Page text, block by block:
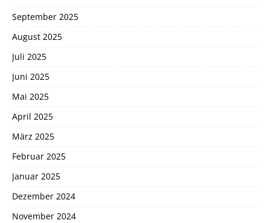
September 2025
August 2025
Juli 2025
Juni 2025
Mai 2025
April 2025
März 2025
Februar 2025
Januar 2025
Dezember 2024
November 2024